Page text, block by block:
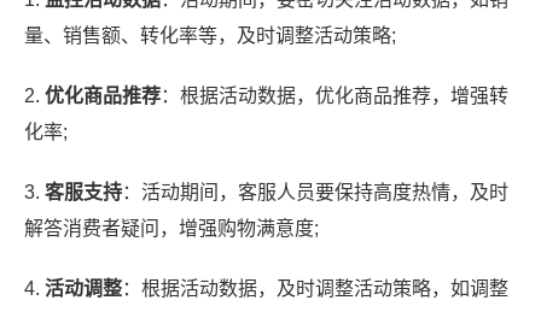
量、销售额、转化率等，及时调整活动策略;
2. 优化商品推荐：根据活动数据，优化商品推荐，增强转
化率;
3. 客服支持：活动期间，客服人员要保持高度热情，及时
解答消费者疑问，增强购物满意度;
4. 活动调整：根据活动数据，及时调整活动策略，如调整